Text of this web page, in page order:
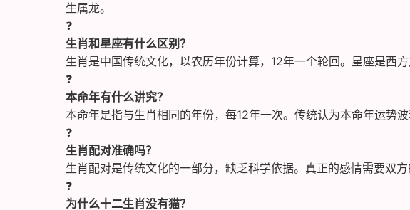
生属龙。
❓
生肖和星座有什么区别？
生肖是中国传统文化，以农历年份计算，12年一个轮回。星座是西
❓
本命年有什么讲究？
本命年是指与生肖相同的年份，每12年一次。传统认为本命年运势
❓
生肖配对准确吗？
生肖配对是传统文化的一部分，缺乏科学依据。真正的感情需要双
❓
为什么十二生肖没有猫？